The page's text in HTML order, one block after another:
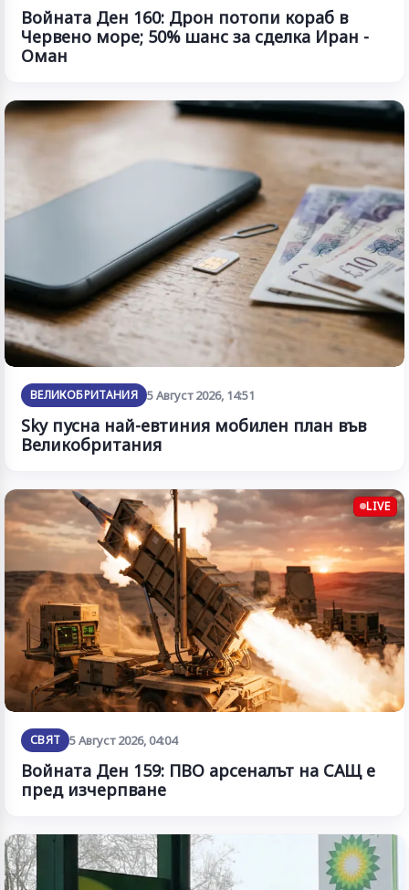
Войната Ден 160: Дрон потопи кораб в
Червено море; 50% шанс за сделка Иран -
Оман
ВЕЛИКОБРИТАНИЯ 5 Август 2026, 14:51
Sky пусна най-евтиния мобилен план във
Великобритания
LIVE
СВЯТ 5 Август 2026, 04:04
Войната Ден 159: ПВО арсеналът на САЩ е
пред изчерпване